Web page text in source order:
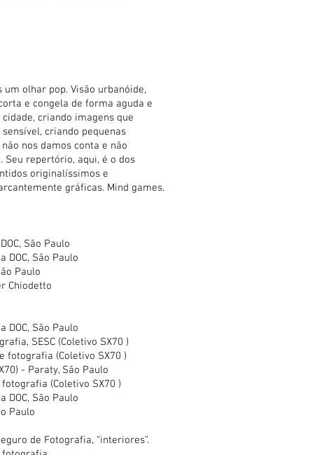
olhar pop. Visão urbanóide,
e congela de forma aguda e
criando imagens que
criando pequenas
nos damos conta e não
repertório, aqui, é o dos
originalíssimos e
gráficas. Mind games.
São Paulo
DOC, São Paulo
Paulo
Chiodetto
DOC, São Paulo
SESC (Coletivo SX70 )
fotografia (Coletivo SX70 )
- Paraty, São Paulo
(Coletivo SX70 )
DOC, São Paulo
Paulo
de Fotografia, “interiores”.